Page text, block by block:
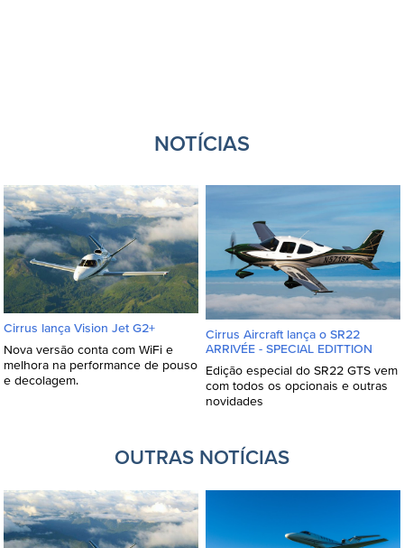
NOTÍCIAS
Cirrus lança Vision Jet G2+
Nova versão conta com WiFi e
melhora na performance de pouso
e decolagem.
Cirrus Aircraft lança o SR22
ARRIVÉE - SPECIAL EDITTION
Edição especial do SR22 GTS vem
com todos os opcionais e outras
novidades
OUTRAS NOTÍCIAS